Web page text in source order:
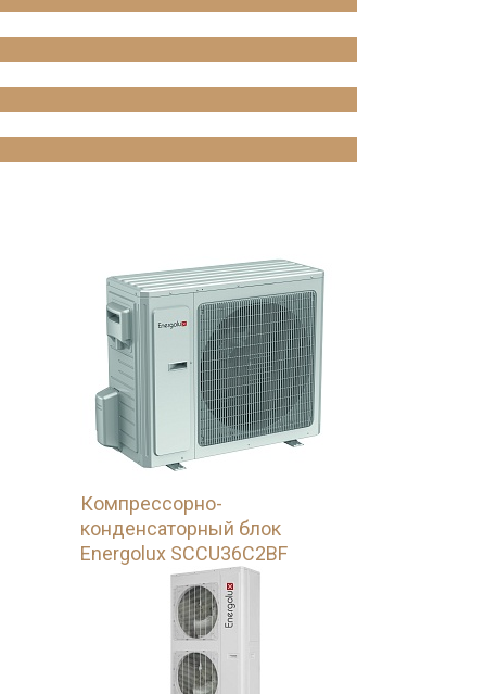
Компрессорно-
конденсаторный блок
Energolux SCCU36C2BF